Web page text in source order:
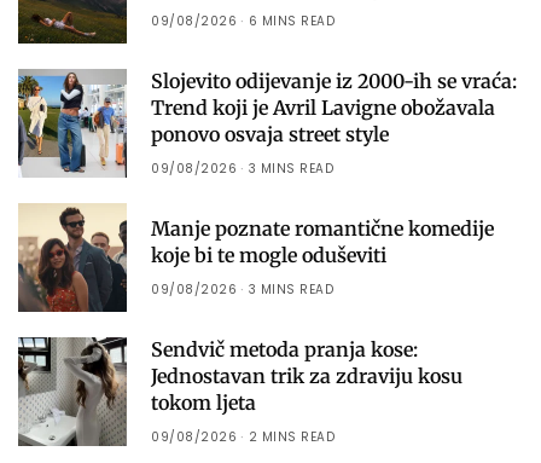
09/08/2026 6 MINS READ
Slojevito odijevanje iz 2000-ih se vraća:
Trend koji je Avril Lavigne obožavala
ponovo osvaja street style
09/08/2026 3 MINS READ
Manje poznate romantične komedije
koje bi te mogle oduševiti
09/08/2026 3 MINS READ
Sendvič metoda pranja kose:
Jednostavan trik za zdraviju kosu
tokom ljeta
09/08/2026 2 MINS READ